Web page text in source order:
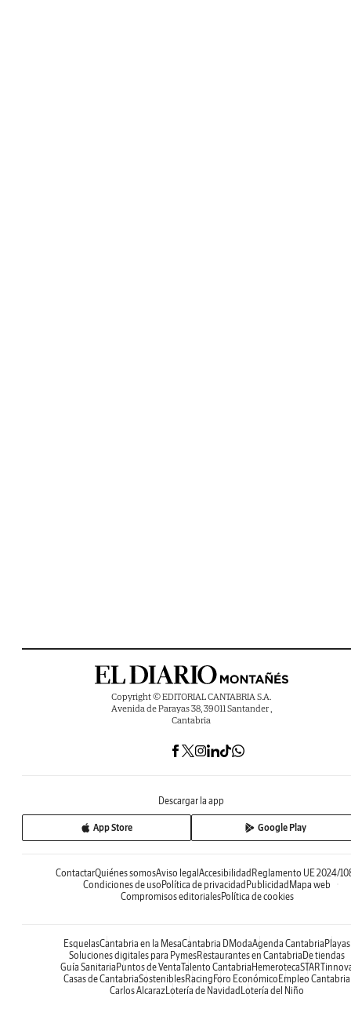
Copyright © EDITORIAL CANTABRIA S.A.
Avenida de Parayas 38, 39011 Santander ,
Cantabria
Descargar la app
App Store Google Play
ContactarQuiénes somosAviso legal Accesibilidad Reglamento UE 2024/
Condiciones de uso Política de privacidad Publicidad Mapa web
Compromisos editorialesPolítica de cookies
EsquelasCantabria en la MesaCantabria DModaAgenda Cantabria Playas
Soluciones digitales para PymesRestaurantes en Cantabria De tiendas
Guía Sanitaria Puntos de VentaTalento Cantabria Hemeroteca
Casas de CantabriaSosteniblesRacing Foro Económico Empleo Cantabria
Carlos Alcaraz Lotería de Navidad Lotería del Niño